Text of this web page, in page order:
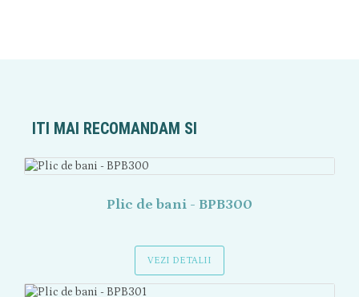
ITI MAI RECOMANDAM SI
Plic de bani - BPB300
VEZI DETALII